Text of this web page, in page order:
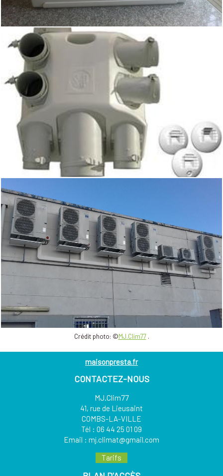
Crédit photo: ©MJ.Clim77.
maisonpresta.fr
CONTACTEZ-NOUS
MJ.Clim77
41, rue de Lieusaint
COMBS-LA-VILLE
Tél : 06 44 25 01 09
Email : mj.climat@gmail.com
Tarifs